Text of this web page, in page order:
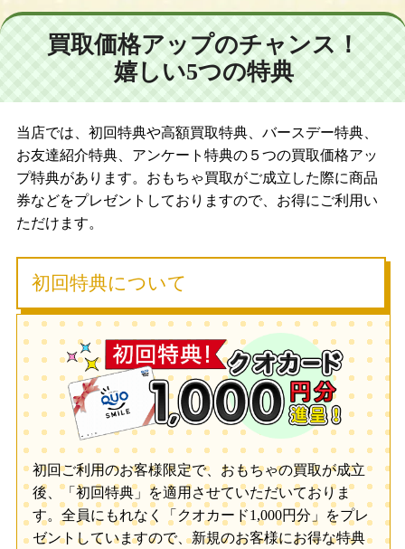
買取価格アップのチャンス！
嬉しい5つの特典
当店では、初回特典や高額買取特典、バースデー特典、
お友達紹介特典、アンケート特典の５つの買取価格アッ
プ特典があります。おもちゃ買取がご成立した際に商品
券などをプレゼントしておりますので、お得にご利用い
ただけます。
初回特典について
初回ご利用のお客様限定で、おもちゃの買取が成立
後、「初回特典」を適用させていただいておりま
す。全員にもれなく「クオカード1,000円分」をプレ
ゼントしていますので、新規のお客様にお得な特典